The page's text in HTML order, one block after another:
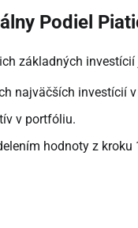
Podiel
základných
najväčších investícií
v portfóliu.
hodnoty z